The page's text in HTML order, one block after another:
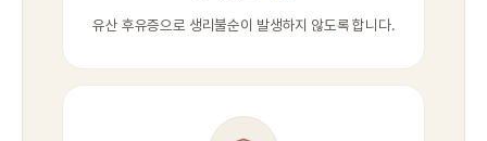
유산 후유증으로 생리불순이 발생하지 않도록 합니다.